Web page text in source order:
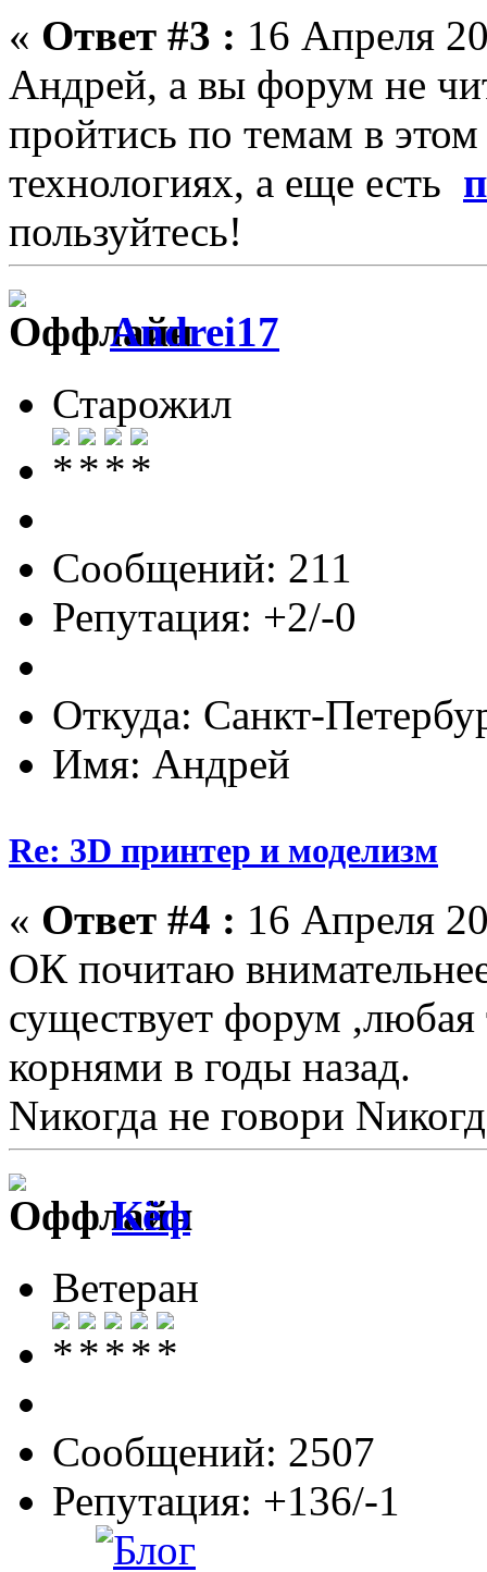
« Ответ #3 : 16 Апреля
Андрей, а вы форум не
пройтись по темам в этом
технологиях, а еще есть
пользуйтесь!
Andrei17
Старожил
Сообщений: 211
Репутация: +2/-0
Откуда: Санкт-
Имя: Андрей
Re: 3D принтер и моделизм
« Ответ #4 : 16 Апреля
ОК почитаю
существует форум ,любая
корнями в годы назад.
Nикогда не говори
Кёф
Ветеран
Сообщений: 2507
Репутация: +136/-1